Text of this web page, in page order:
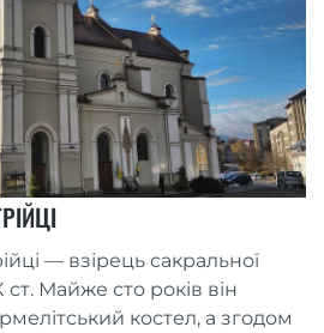
— взірець сакральної
ст. Майже сто років він
костел, а згодом